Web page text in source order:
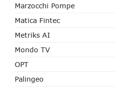
Marzocchi Pompe
Matica Fintec
Metriks AI
Mondo TV
OPT
Palingeo